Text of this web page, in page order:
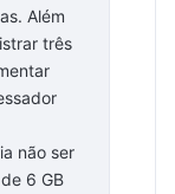
Além
três
não ser
6 GB